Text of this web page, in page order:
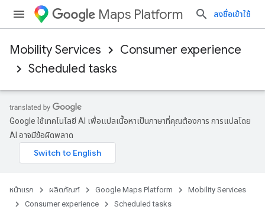
Maps Platform ลงชื่อเข้าใช้
Mobility Services
Consumer experience
Scheduled tasks
Google ใช้เทคโนโลยี AI เพื่อแปลเนื้อหาเป็นภาษาที่คุณต้องการ การแปลโดย
AI อาจมีข้อผิดพลาด
หน้าแรก ผลิตภัณฑ์ Google Maps Platform
Mobility Services
Consumer experience
Scheduled tasks